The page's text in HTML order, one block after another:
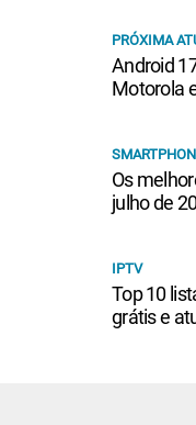
PRÓXIMA
Android
Motorola
Os
julho de
IPTV
Top 10
grátis e